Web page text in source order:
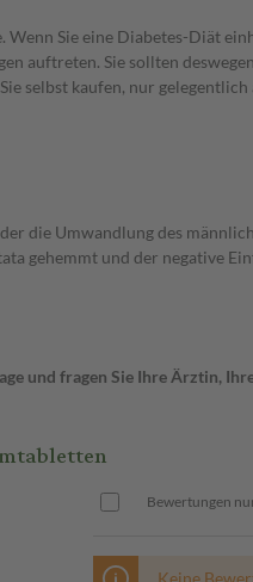
Sie eine Diabetes-Diät
auftreten. Sie sollten
selbst kaufen, nur
die Umwandlung des
gehemmt und der negative
und fragen Sie Ihre Ärztin,
Bewertungen
Keine